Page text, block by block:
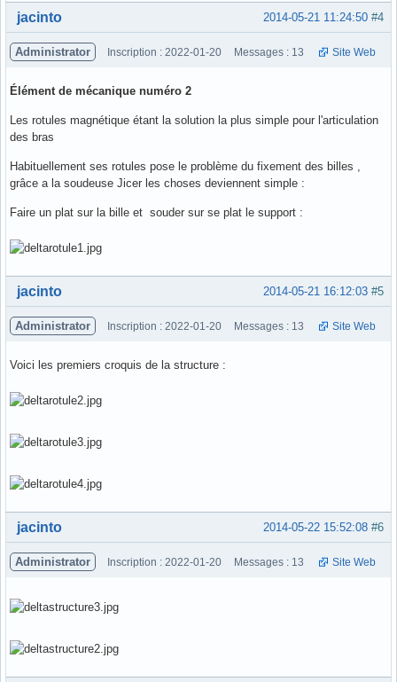
Hors ligne #4
2014-05-21 11:24:50
jacinto
Administrator Inscription : 2022-01-20 Messages : 13 Site Web
Élément de mécanique numéro 2
Les rotules magnétique étant la solution la plus simple pour l'articulation
des bras
Habituellement ses rotules pose le problème du fixement des billes ,
grâce a la soudeuse Jicer les choses deviennent simple :
Faire un plat sur la bille et souder sur se plat le support :
Hors ligne #5
2014-05-21 16:12:03
jacinto
Administrator Inscription : 2022-01-20 Messages : 13 Site Web
Voici les premiers croquis de la structure :
Hors ligne #6
2014-05-22 15:52:08
jacinto
Administrator Inscription : 2022-01-20 Messages : 13 Site Web